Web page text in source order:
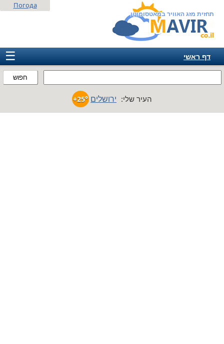
תחזית מזג האוויר במאטסומוטו
חפוש
Погода
☰
דף ראשי
אמריקה
העיר שלי: ירושלים +25°